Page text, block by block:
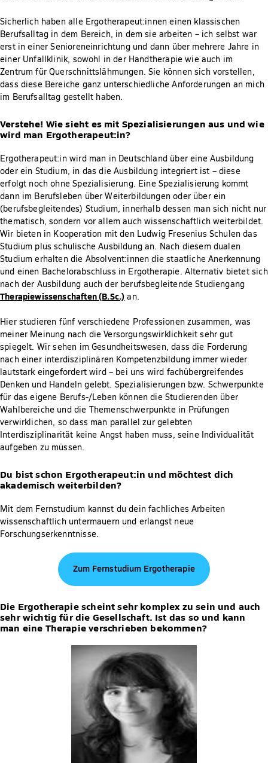
Sicherlich haben alle Ergotherapeut:innen einen klassischen
Berufsalltag in dem Bereich, in dem sie arbeiten – ich selbst war
erst in einer Senioreneinrichtung und dann über mehrere Jahre in
einer Unfallklinik, sowohl in der Handtherapie wie auch im
Zentrum für Querschnittslähmungen. Sie können sich vorstellen,
dass diese Bereiche ganz unterschiedliche Anforderungen an mich
im Berufsalltag gestellt haben.
Verstehe! Wie sieht es mit Spezialisierungen aus und wie
wird man Ergotherapeut:in?
Ergotherapeut:in wird man in Deutschland über eine Ausbildung
oder ein Studium, in das die Ausbildung integriert ist – diese
erfolgt noch ohne Spezialisierung. Eine Spezialisierung kommt
dann im Berufsleben über Weiterbildungen oder über ein
(berufsbegleitendes) Studium, innerhalb dessen man sich nicht nur
thematisch, sondern vor allem auch wissenschaftlich weiterbildet.
Wir bieten in Kooperation mit den Ludwig Fresenius Schulen das
Studium plus schulische Ausbildung an. Nach diesem dualen
Studium erhalten die Absolvent:innen die staatliche Anerkennung
und einen Bachelorabschluss in Ergotherapie. Alternativ bietet sich
nach der Ausbildung auch der berufsbegleitende Studiengang
Therapiewissenschaften (B.Sc.) an.
Hier studieren fünf verschiedene Professionen zusammen, was
meiner Meinung nach die Versorgungswirklichkeit sehr gut
spiegelt. Wir sehen im Gesundheitswesen, dass die Forderung
nach einer interdisziplinären Kompetenzbildung immer wieder
lautstark eingefordert wird – bei uns wird fachübergreifendes
Denken und Handeln gelebt. Spezialisierungen bzw. Schwerpunkte
für das eigene Berufs-/Leben können die Studierenden über
Wahlbereiche und die Themenschwerpunkte in Prüfungen
verwirklichen, so dass man parallel zur gelebten
Interdisziplinarität keine Angst haben muss, seine Individualität
aufgeben zu müssen.
Du bist schon Ergotherapeut:in und möchtest dich
akademisch weiterbilden?
Mit dem Fernstudium kannst du dein fachliches Arbeiten
wissenschaftlich untermauern und erlangst neue
Forschungserkenntnisse.
Zum Fernstudium Ergotherapie
Die Ergotherapie scheint sehr komplex zu sein und auch
sehr wichtig für die Gesellschaft. Ist das so und kann
man eine Therapie verschrieben bekommen?